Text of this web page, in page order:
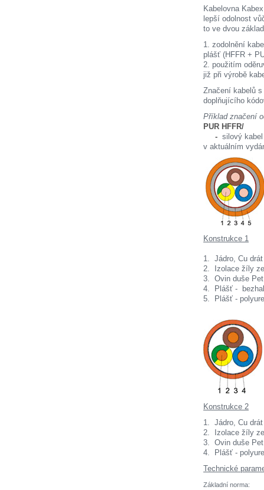
Kabelovna
lepší odolnost
to ve dvou
1. zodolnění
plášť (HFFR +
2. použitím
již při výrobě
Značení kabelů
doplňujícího
Příklad značení
PUR HFFR/
- silový
v aktuálním
Konstrukce 1
1. Jádro, Cu
2. Izolace žíly
3. Ovin duše
4. Plášť -
5. Plášť -
Konstrukce 2
1. Jádro, Cu
2. Izolace žíly
3. Ovin duše
4. Plášť -
Technické
Základní norma: